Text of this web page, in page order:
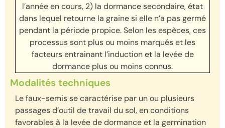
l’année en cours, 2) la dormance secondaire, état
dans lequel retourne la graine si elle n’a pas germé
pendant la période propice. Selon les espèces, ces
processus sont plus ou moins marqués et les
facteurs entrainant l’induction et la levée de
dormance plus ou moins connus.
Modalités techniques
Le faux-semis se caractérise par un ou plusieurs
passages d’outil de travail du sol, en conditions
favorables à la levée de dormance et la germination